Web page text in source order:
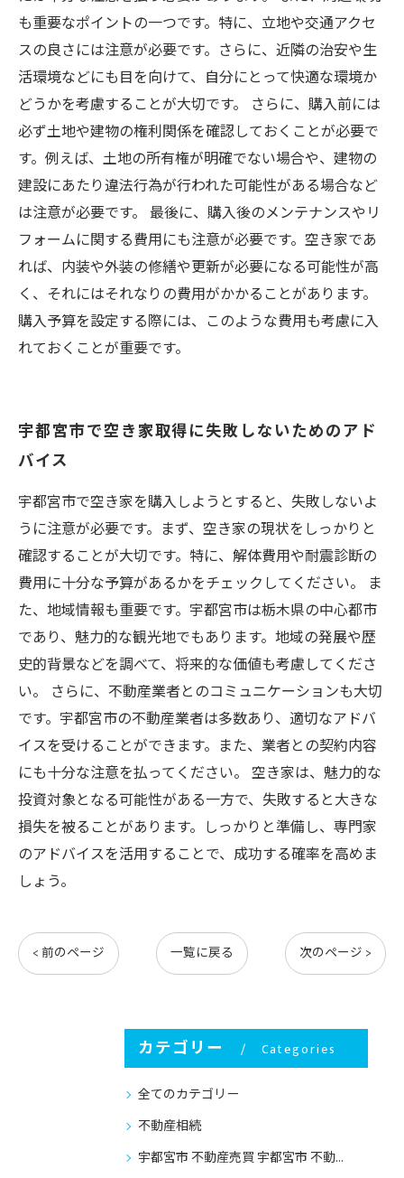
も重要なポイントの一つです。特に、立地や交通アクセ
スの良さには注意が必要です。さらに、近隣の治安や生
活環境などにも目を向けて、自分にとって快適な環境か
どうかを考慮することが大切です。 さらに、購入前には
必ず土地や建物の権利関係を確認しておくことが必要で
す。例えば、土地の所有権が明確でない場合や、建物の
建設にあたり違法行為が行われた可能性がある場合など
は注意が必要です。 最後に、購入後のメンテナンスやリ
フォームに関する費用にも注意が必要です。空き家であ
れば、内装や外装の修繕や更新が必要になる可能性が高
く、それにはそれなりの費用がかかることがあります。
購入予算を設定する際には、このような費用も考慮に入
れておくことが重要です。
宇都宮市で空き家取得に失敗しないためのアド
バイス
宇都宮市で空き家を購入しようとすると、失敗しないよ
うに注意が必要です。まず、空き家の現状をしっかりと
確認することが大切です。特に、解体費用や耐震診断の
費用に十分な予算があるかをチェックしてください。 ま
た、地域情報も重要です。宇都宮市は栃木県の中心都市
であり、魅力的な観光地でもあります。地域の発展や歴
史的背景などを調べて、将来的な価値も考慮してくださ
い。 さらに、不動産業者とのコミュニケーションも大切
です。宇都宮市の不動産業者は多数あり、適切なアドバ
イスを受けることができます。また、業者との契約内容
にも十分な注意を払ってください。 空き家は、魅力的な
投資対象となる可能性がある一方で、失敗すると大きな
損失を被ることがあります。しっかりと準備し、専門家
のアドバイスを活用することで、成功する確率を高めま
しょう。
< 前のページ 一覧に戻る 次のページ >
カテゴリー Categories
全てのカテゴリー
不動産相続
宇都宮市 不動産売買 宇都宮市 不動産売却